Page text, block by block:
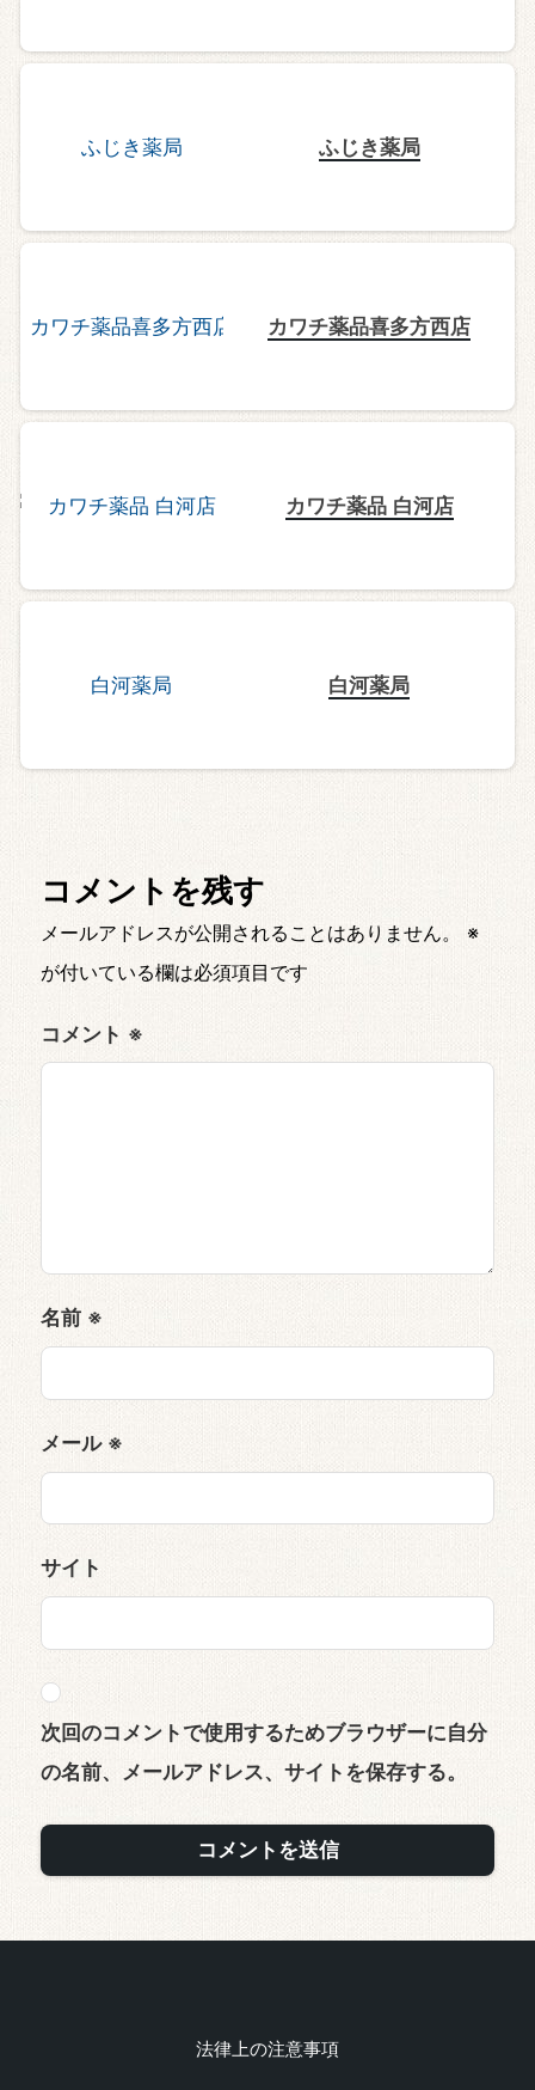
ふじき薬局
カワチ薬品喜多方西店
カワチ薬品 白河店
白河薬局
コメントを残す
メールアドレスが公開されることはありません。
※
が付いている欄は必須項目です
コメント ※
名前 ※
メール ※
サイト
次回のコメントで使用するためブラウザーに自分
の名前、メールアドレス、サイトを保存する。
法律上の注意事項